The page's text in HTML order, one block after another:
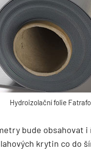
Hydroizolační folie
bude obsahovat
krytin co do